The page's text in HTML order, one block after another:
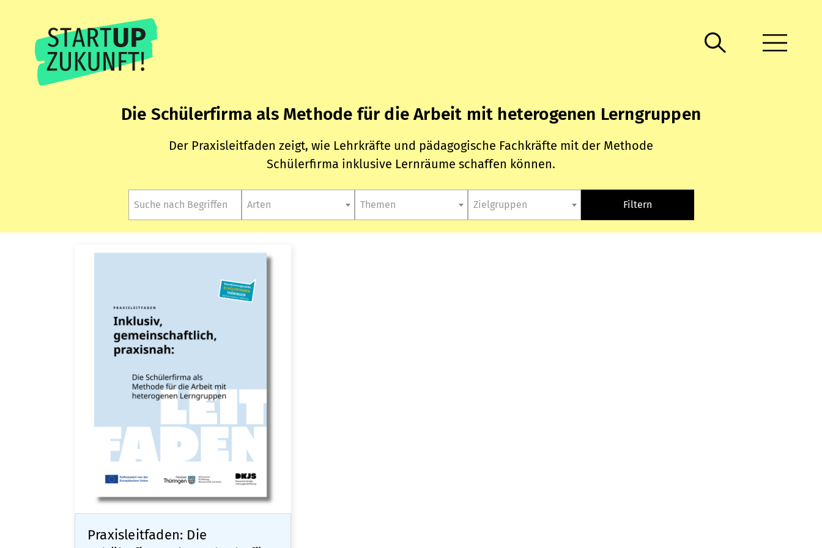
Die Schülerfirma als Methode für die Arbeit mit heterogenen Lerngruppen
Der Praxisleitfaden zeigt, wie Lehrkräfte und pädagogische Fachkräfte mit der Methode
Schülerfirma inklusive Lernräume schaffen können.
Arten Themen Zielgruppen Filtern
Praxisleitfaden: Die